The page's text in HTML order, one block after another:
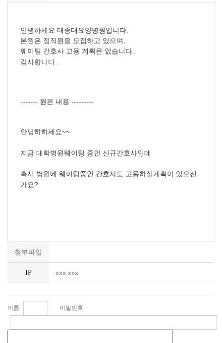
안녕하세요 태종대요양병원입니다.
본원은 정직원을 모집하고 있으며,
웨이팅 간호사 고용 계획은 없습니다..
감사합니다...
------- 원본 내용 ---------
안녕하하세요~~
지금 대학병원웨이팅 중인 신규간호사인데
혹시 병원에 웨이팅중인 간호사도 고용하실계획이 있으신
가요?
첨부파일
IP ..xxx.xxx
이름 비밀번호